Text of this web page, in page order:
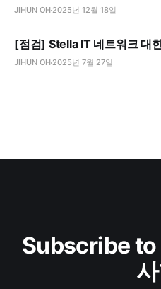
JIHUN OH 2025년 12월 18일
[점검] Stella IT 네트워크 대
JIHUN OH 2025년 7월 27일
Subscribe to